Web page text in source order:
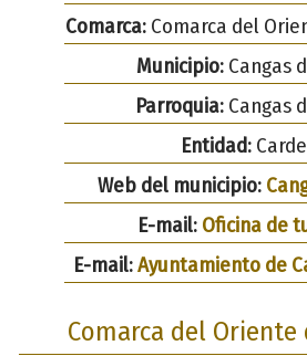
Comarca:Comarca del
Municipio:Cangas
Parroquia: Cangas
Entidad:
Web del municipio:
E-mail: Oficina de
E-mail:Ayuntamiento de
Comarca del Oriente